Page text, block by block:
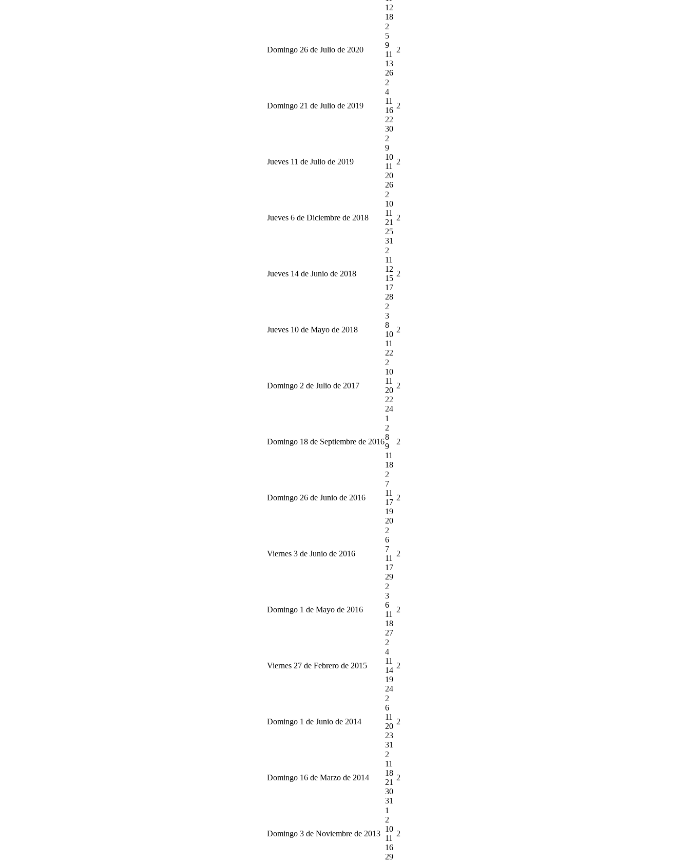
12
18
Domingo 26 de Julio de 2020
2
5
9
11
13
26
2
Domingo 21 de Julio de 2019
2
4
11
16
22
30
2
Jueves 11 de Julio de 2019
2
9
10
11
20
26
2
Jueves 6 de Diciembre de 2018
2
10
11
21
25
31
2
Jueves 14 de Junio de 2018
2
11
12
15
17
28
2
Jueves 10 de Mayo de 2018
2
3
8
10
11
22
2
Domingo 2 de Julio de 2017
2
10
11
20
22
24
2
Domingo 18 de Septiembre de 2016
1
2
8
9
11
18
2
Domingo 26 de Junio de 2016
2
7
11
17
19
20
2
Viernes 3 de Junio de 2016
2
6
7
11
17
29
2
Domingo 1 de Mayo de 2016
2
3
6
11
18
27
2
Viernes 27 de Febrero de 2015
2
4
11
14
19
24
2
Domingo 1 de Junio de 2014
2
6
11
20
23
31
2
Domingo 16 de Marzo de 2014
2
11
18
21
30
31
2
Domingo 3 de Noviembre de 2013
1
2
10
11
16
29
2